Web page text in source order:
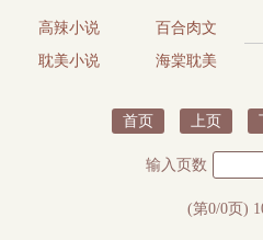
高辣小说 百合肉文
耽美小说
海棠耽美
首页 上页
输入页数
(第0/0页)